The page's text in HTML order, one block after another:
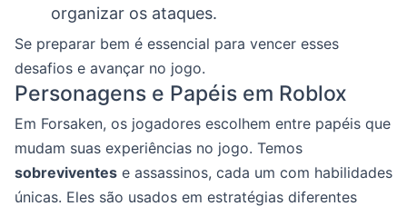
organizar os ataques.
Se preparar bem é essencial para vencer esses
desafios e avançar no jogo.
Personagens e Papéis em Roblox
Em Forsaken, os jogadores escolhem entre papéis que
mudam suas experiências no jogo. Temos
sobreviventes e assassinos, cada um com habilidades
únicas. Eles são usados em estratégias diferentes